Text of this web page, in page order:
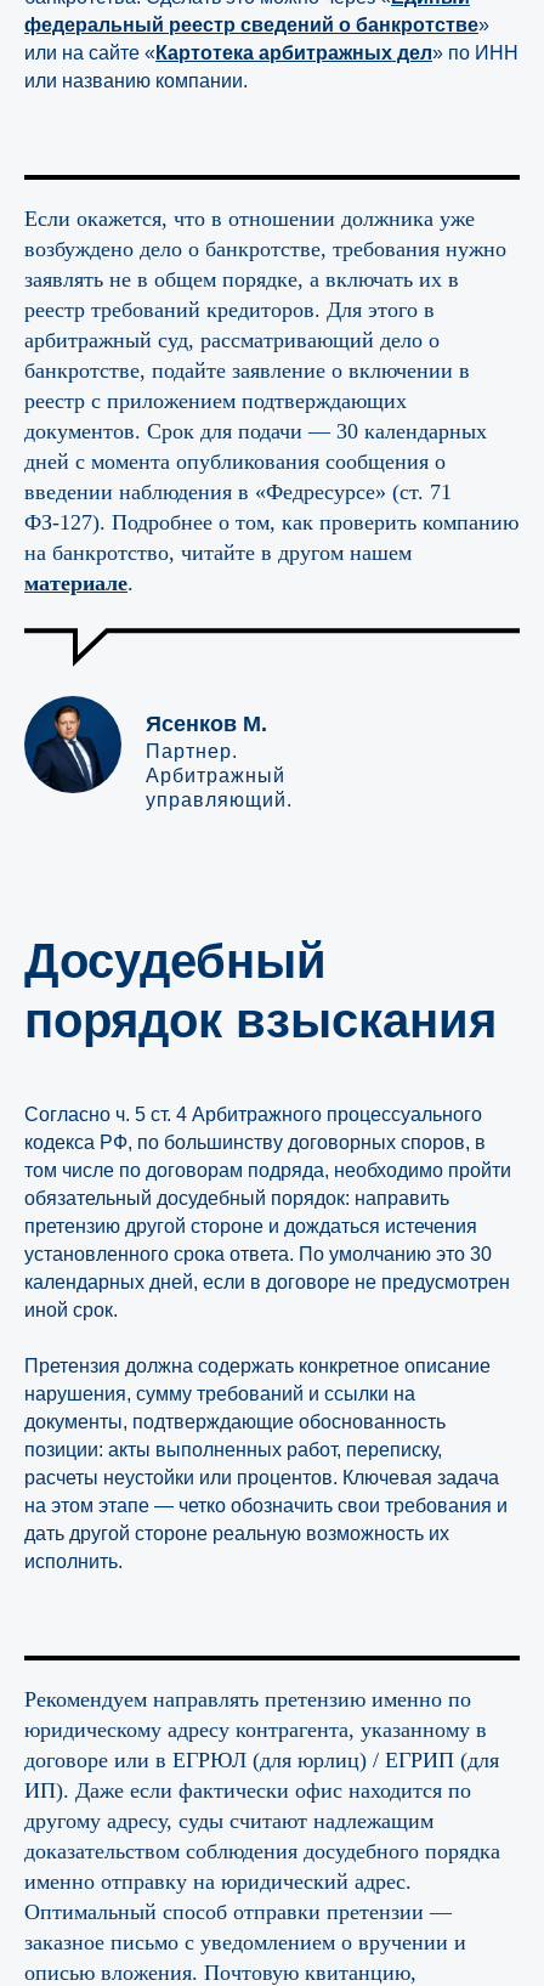
федеральный реестр сведений о банкротстве»
или на сайте «Картотека арбитражных дел» по ИНН
или названию компании.
Если окажется, что в отношении должника уже
возбуждено дело о банкротстве, требования нужно
заявлять не в общем порядке, а включать их в
реестр требований кредиторов. Для этого в
арбитражный суд, рассматривающий дело о
банкротстве, подайте заявление о включении в
реестр с приложением подтверждающих
документов. Срок для подачи — 30 календарных
дней с момента опубликования сообщения о
введении наблюдения в «Федресурсе» (ст. 71
ФЗ-127). Подробнее о том, как проверить компанию
на банкротство, читайте в другом нашем
материале.
Ясенков М.
Партнер.
Арбитражный
управляющий.
Досудебный
порядок взыскания
Согласно ч. 5 ст. 4 Арбитражного процессуального
кодекса РФ, по большинству договорных споров, в
том числе по договорам подряда, необходимо пройти
обязательный досудебный порядок: направить
претензию другой стороне и дождаться истечения
установленного срока ответа. По умолчанию это 30
календарных дней, если в договоре не предусмотрен
иной срок.
Претензия должна содержать конкретное описание
нарушения, сумму требований и ссылки на
документы, подтверждающие обоснованность
позиции: акты выполненных работ, переписку,
расчеты неустойки или процентов. Ключевая задача
на этом этапе — четко обозначить свои требования и
дать другой стороне реальную возможность их
исполнить.
Рекомендуем направлять претензию именно по
юридическому адресу контрагента, указанному в
договоре или в ЕГРЮЛ (для юрлиц) / ЕГРИП (для
ИП). Даже если фактически офис находится по
другому адресу, суды считают надлежащим
доказательством соблюдения досудебного порядка
именно отправку на юридический адрес.
Оптимальный способ отправки претензии —
заказное письмо с уведомлением о вручении и
описью вложения. Почтовую квитанцию,